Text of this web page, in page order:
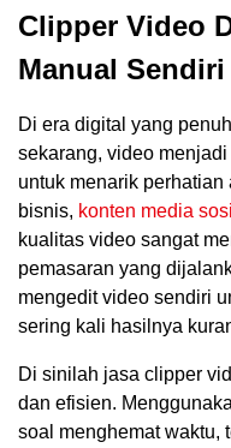
Clipper Video
Manual Sendiri
Di era digital yang
sekarang, video
untuk menarik
bisnis, konten media
kualitas video sangat
pemasaran yang
mengedit video sendiri
sering kali hasilnya
Di sinilah jasa clipper
dan efisien.
soal menghemat waktu,